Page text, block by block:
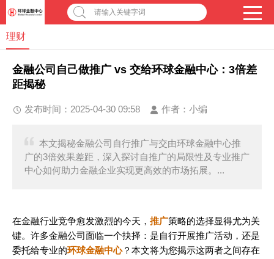
请输入关键字词
理财
金融公司自己做推广 vs 交给环球金融中心：3倍差
距揭秘
发布时间：2025-04-30 09:58 作者： 小编
本文揭秘金融公司自行推广与交由环球金融中心推
广的3倍效果差距，深入探讨自推广的局限性及专业推广
中心如何助力金融企业实现更高效的市场拓展。...
在金融行业竞争愈发激烈的今天， 推广策略的选择显得尤为关
键。许多金融公司面临一个抉择：是自行开展推广活动，还是
委托给专业的环球金融中心？本文将为您揭示这两者之间存在